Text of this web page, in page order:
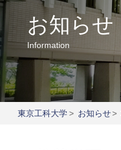
お知らせ
Information
東京工科大学> お知らせ>